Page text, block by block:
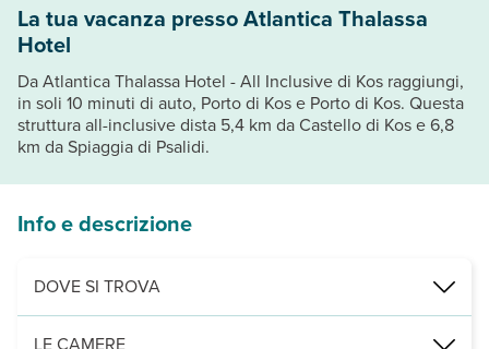
La tua vacanza presso Atlantica Thalassa
Hotel
Da Atlantica Thalassa Hotel - All Inclusive di Kos raggiungi,
in soli 10 minuti di auto, Porto di Kos e Porto di Kos. Questa
struttura all-inclusive dista 5,4 km da Castello di Kos e 6,8
km da Spiaggia di Psalidi.
Info e descrizione
DOVE SI TROVA
Nelle vicinanze di: Porto di Kos
LE CAMERE